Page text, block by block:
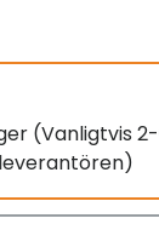
(Vanligtvis